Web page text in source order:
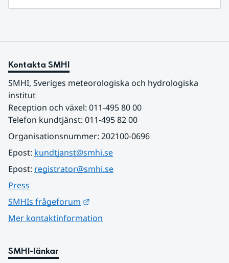
Kontakta SMHI
SMHI, Sveriges meteorologiska och hydrologiska
institut
Reception och växel: 011-495 80 00
Telefon kundtjänst: 011-495 82 00
Organisationsnummer: 202100-0696
Epost: kundtjanst@smhi.se
Epost: registrator@smhi.se
Press
SMHIs frågeforum
Mer kontaktinformation
SMHI-länkar